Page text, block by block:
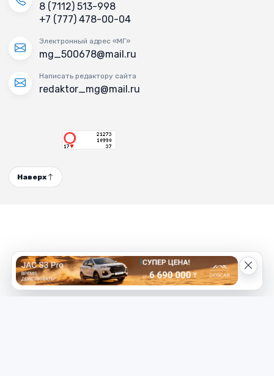
8 (7112) 513-998
+7 (777) 478-00-04
Электронный адрес «МГ»
mg_500678@mail.ru
Написать редактору сайта
redaktor_mg@mail.ru
Наверх